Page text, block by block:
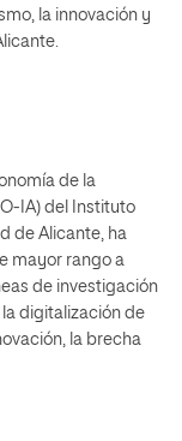
la innovación y
de la
IA) del Instituto
de Alicante, ha
mayor rango a
de investigación
digitalización de
la brecha